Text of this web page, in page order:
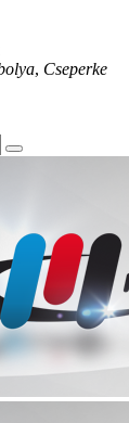
, Cseperke